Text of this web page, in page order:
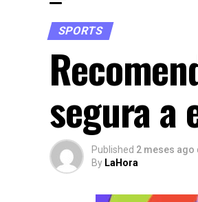
SPORTS
segura a
Published 2 meses ago
By LaHora